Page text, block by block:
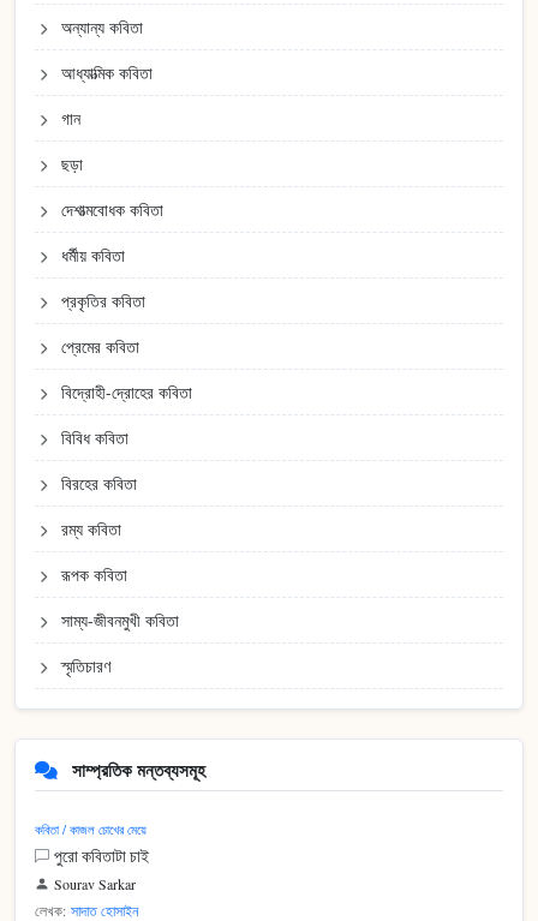
অন্যান্য কবিতা
আধ্যাত্মিক কবিতা
গান
ছড়া
দেশাত্মবোধক কবিতা
ধর্মীয় কবিতা
প্রকৃতির কবিতা
প্রেমের কবিতা
বিদ্রোহী-দ্রোহের কবিতা
বিবিধ কবিতা
বিরহের কবিতা
রম্য কবিতা
রূপক কবিতা
সাম্য-জীবনমুখী কবিতা
স্মৃতিচারণ
সাম্প্রতিক মন্তব্যসমূহ
কবিতা / কাজল চোখের মেয়ে
পুরো কবিতাটা চাই
Sourav Sarkar
লেখক: সাদাত হোসাইন